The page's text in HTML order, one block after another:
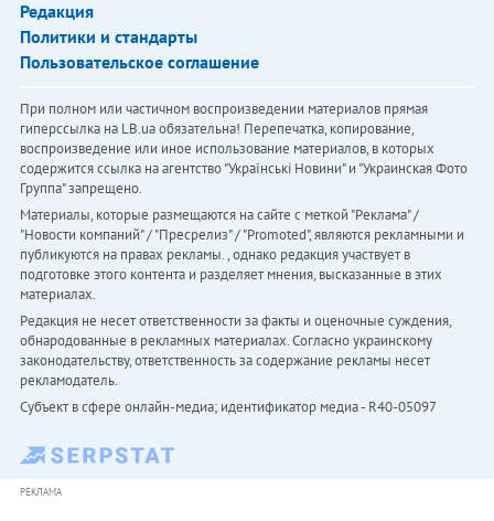
Редакция
Политики и стандарты
Пользовательское соглашение
При полном или частичном воспроизведении материалов прямая
гиперссылка на LB.ua обязательна! Перепечатка, копирование,
воспроизведение или иное использование материалов, в которых
содержится ссылка на агентство "Українськi Новини" и "Украинская Фото
Группа" запрещено.
Материалы, которые размещаются на сайте с меткой "Реклама" /
"Новости компаний" / "Пресрелиз" / "Promoted", являются рекламными и
публикуются на правах рекламы. , однако редакция участвует в
подготовке этого контента и разделяет мнения, высказанные в этих
материалах.
Редакция не несет ответственности за факты и оценочные суждения,
обнародованные в рекламных материалах. Согласно украинскому
законодательству, ответственность за содержание рекламы несет
рекламодатель.
Субъект в сфере онлайн-медиа; идентификатор медиа - R40-05097
РЕКЛАМА